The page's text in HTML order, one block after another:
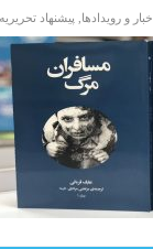
و رویدادها پیشنهاد تحریریه